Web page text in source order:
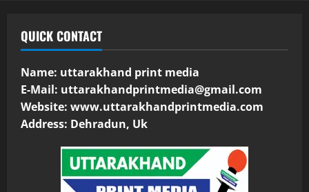
QUICK CONTACT
Name: uttarakhand print media
E-Mail: uttarakhandprintmedia@gmail.com
Website: www.uttarakhandprintmedia.com
Address: Dehradun, Uk